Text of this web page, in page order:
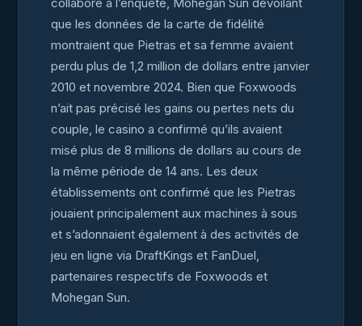
que les données de la carte de fidélité
montraient que Pietras et sa femme avaient
perdu plus de 1,2 million de dollars entre janvier
2010 et novembre 2024. Bien que Foxwoods
n’ait pas précisé les gains ou pertes nets du
couple, le casino a confirmé qu’ils avaient
misé plus de 8 millions de dollars au cours de
la même période de 14 ans. Les deux
établissements ont confirmé que les Pietras
jouaient principalement aux machines à sous
et s’adonnaient également à des activités de
jeu en ligne via DraftKings et FanDuel,
partenaires respectifs de Foxwoods et
Mohegan Sun.